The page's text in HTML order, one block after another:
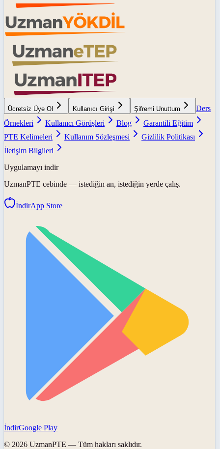
Ücretsiz Üye Ol Kullanıcı Girişi Şifremi Unuttum
Ders
Örnekleri
Kullanıcı Görüşleri Blog
Garantili Eğitim
PTE Kelimeleri
Kullanım Sözleşmesi
Gizlilik Politikası
İletişim Bilgileri
Uygulamayı indir
UzmanPTE cebinde — istediğin an, istediğin yerde çalış.
İndirApp Store
İndirGoogle Play
© 2026 UzmanPTE — Tüm hakları saklıdır.